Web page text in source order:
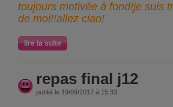
toujours motivée à fond!je suis
de moi!!allez ciao!
lire la suite
repas final j12
publié le 19/09/2012 à 15:33